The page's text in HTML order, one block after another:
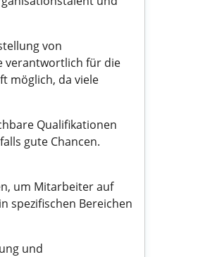
von
verantwortlich für die
möglich, da viele
Qualifikationen
gute Chancen.
um Mitarbeiter auf
spezifischen Bereichen
und